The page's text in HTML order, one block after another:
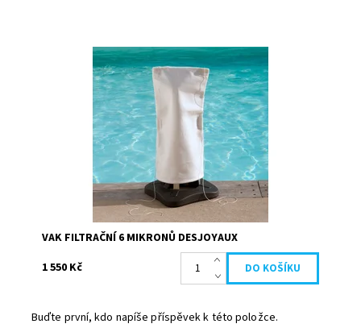
Filtrační vak 6 mikronů umožňuje filtrovat velice jemné
nečistoty. Vhodný pro všechny filtrační skupiny mimo Gr.I
110. Filtrační sáček 6...
Dostupnost:
Skladem
19695
Desjoyaux
VAK FILTRAČNÍ 6 MIKRONŮ DESJOYAUX
1 550 Kč
Buďte první, kdo napíše příspěvek k této položce.